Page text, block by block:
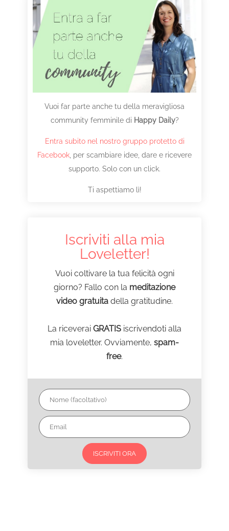
Vuoi far parte anche tu della meravigliosa
community femminile di Happy Daily?
Entra subito nel nostro gruppo protetto di
Facebook , per scambiare idee, dare e ricevere
supporto. Solo con un click.
Ti aspettiamo lì!
Iscriviti alla mia
Loveletter!
Vuoi coltivare la tua felicità ogni
giorno? Fallo con la meditazione
video gratuita della gratitudine.
La riceverai GRATIS iscrivendoti alla
mia loveletter. Ovviamente, spam-
free.
ISCRIVITI ORA